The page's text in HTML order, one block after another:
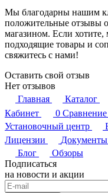
Мы благодарны нашим
положительные отзывы
магазином. Если
подходящие товары и
свяжитесь с нами!
Оставить свой отзыв
Нет отзывов
Главная
Каталог
Кабинет
0 Сравнение
Установочный центр
Лицензии
Документы
Блог
Обзоры
Подписаться
на новости и акции